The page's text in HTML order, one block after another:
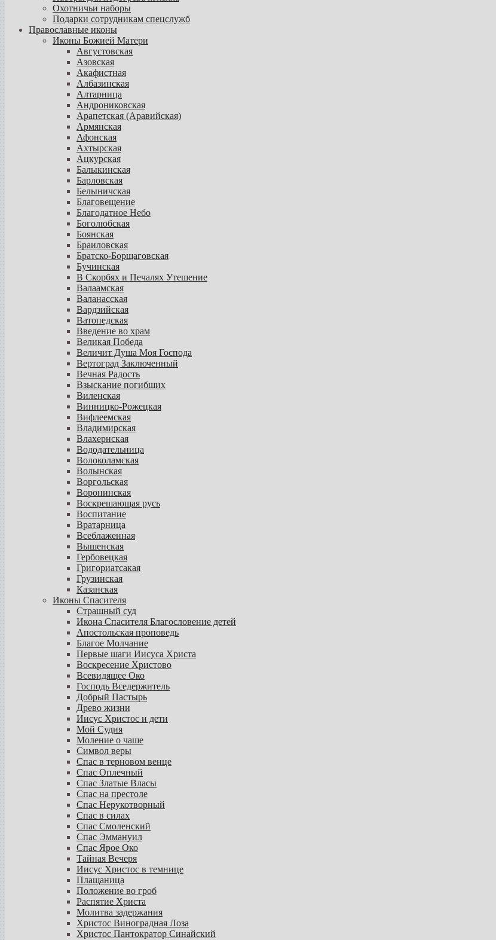
Охотничьи наборы
Подарки сотрудникам спецслужб
Православные иконы
Иконы Божией Матери
Августовская
Азовская
Акафистная
Албазинская
Алтарница
Андрониковская
Арапетская (Аравийская)
Армянская
Афонская
Ахтырская
Ацкурская
Балыкинская
Барловская
Белыничская
Благовещение
Благодатное Небо
Боголюбская
Боянская
Браиловская
Братско-Борщаговская
Бучинская
В Скорбях и Печалях Утешение
Валаамская
Валанасская
Вардзийская
Ватопедская
Введение во храм
Великая Победа
Величит Душа Моя Господа
Вертоград Заключенный
Вечная Радость
Взыскание погибших
Виленская
Винницко-Рожецкая
Вифлеемская
Владимирская
Влахернская
Вододательница
Волоколамская
Волынская
Воргольская
Воронинская
Воскрешающая русь
Воспитание
Вратарница
Всеблаженная
Вышенская
Гербовецкая
Григориатсакая
Грузинская
Казанская
Иконы Спасителя
Страшный суд
Икона Спасителя Благословение детей
Апостольская проповедь
Благое Молчание
Первые шаги Иисуса Христа
Воскресение Христово
Всевидящее Око
Господь Вседержитель
Добрый Пастырь
Древо жизни
Иисус Христос и дети
Мой Судия
Моление о чаше
Символ веры
Спас в терновом венце
Спас Оплечный
Спас Златые Власы
Спас на престоле
Спас Нерукотворный
Спас в силах
Спас Смоленский
Спас Эммануил
Спас Ярое Око
Тайная Вечеря
Иисус Христос в темнице
Плащаница
Положение во гроб
Распятие Христа
Молитва задержания
Христос Виноградная Лоза
Христос Пантократор Синайский